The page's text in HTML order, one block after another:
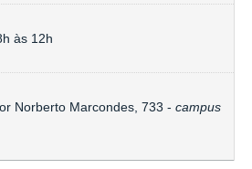
às 12h
Norberto Marcondes, 733 -campus